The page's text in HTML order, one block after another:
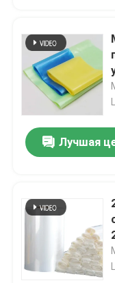
Лучшая